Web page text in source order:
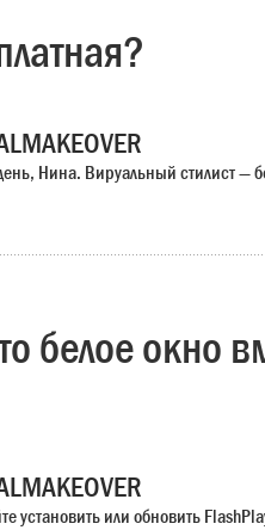
Нина. Вируальный стилист —
белое окно
установить или обновить